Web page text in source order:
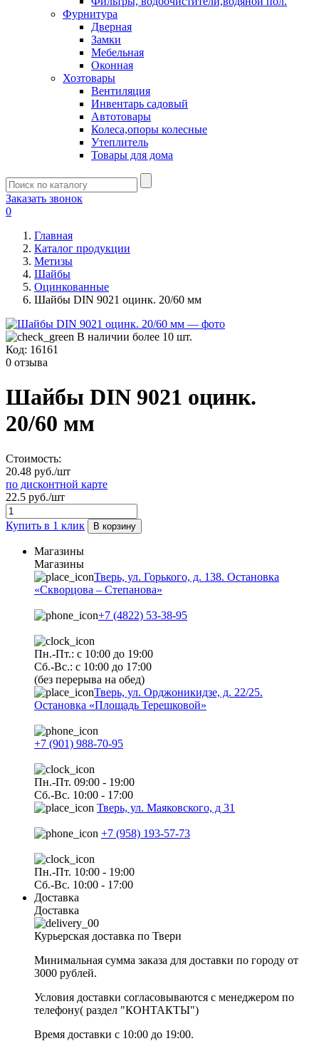
Фурнитура
Дверная
Замки
Мебельная
Оконная
Хозтовары
Вентиляция
Инвентарь садовый
Автотовары
Колеса,опоры колесные
Утеплитель
Товары для дома
Заказать звонок
0
Главная
Каталог продукции
Метизы
Шайбы
Оцинкованные
Шайбы DIN 9021 оцинк. 20/60 мм
В наличии более 10 шт.
Код: 16161
0 отзыва
Шайбы DIN 9021 оцинк.
20/60 мм
Стоимость:
20.48 руб./шт
по дисконтной карте
22.5 руб./шт
Купить в 1 клик В корзину
Магазины
Магазины
Тверь, ул. Горького, д. 138. Остановка
«Скворцова – Степанова»
+7 (4822) 53-38-95
Пн.-Пт.: с 10:00 до 19:00
Сб.-Вс.: с 10:00 до 17:00
(без перерыва на обед)
Тверь, ул. Орджоникидзе, д. 22/25.
Остановка «Площадь Терешковой»
+7 (901) 988-70-95
Пн.-Пт. 09:00 - 19:00
Сб.-Вс. 10:00 - 17:00
Тверь, ул. Маяковского, д 31
+7 (958) 193-57-73
Пн.-Пт. 10:00 - 19:00
Сб.-Вс. 10:00 - 17:00
Доставка
Доставка
Курьерская доставка по Твери
Минимальная сумма заказа для доставки по городу от
3000 рублей.
Условия доставки согласовываются с менеджером по
телефону( раздел "КОНТАКТЫ")
Время доставки с 10:00 до 19:00.